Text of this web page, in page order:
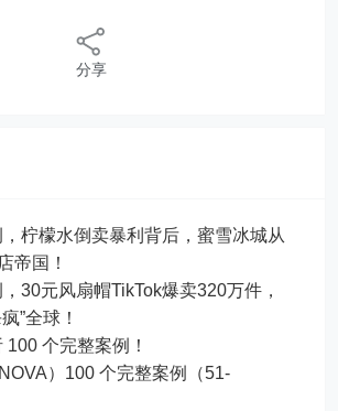
分享
柠檬水倒卖暴利背后，蜜雪冰城从
帝国！
30元风扇帽TikTok爆卖320万件，
”全球！
个完整案例！
）100 个完整案例（51-